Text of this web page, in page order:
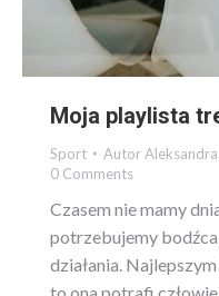
Moja playlista
Sport Autor
0 Comments
Czasem nie mamy
potrzebujemy
działania.
to ona potrafi